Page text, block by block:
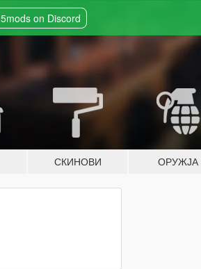
5mods on Discord
СКИНОВИ ОРУЖЈА